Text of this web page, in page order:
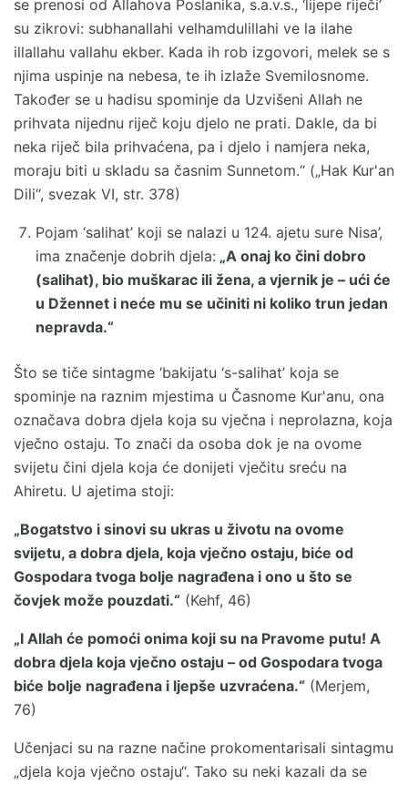
se prenosi od Allahova Poslanika, s.a.v.s., ‘lijepe riječi’
su zikrovi: subhanallahi velhamdulillahi ve la ilahe
illallahu vallahu ekber. Kada ih rob izgovori, melek se s
njima uspinje na nebesa, te ih izlaže Svemilosnome.
Također se u hadisu spominje da Uzvišeni Allah ne
prihvata nijednu riječ koju djelo ne prati. Dakle, da bi
neka riječ bila prihvaćena, pa i djelo i namjera neka,
moraju biti u skladu sa časnim Sunnetom.“ („Hak Kur'an
Dili“, svezak VI, str. 378)
Pojam ‘salihat’ koji se nalazi u 124. ajetu sure Nisa’,
ima značenje dobrih djela: „A onaj ko čini dobro
(salihat), bio muškarac ili žena, a vjernik je – ući će
u Džennet i neće mu se učiniti ni koliko trun jedan
nepravda.“
Što se tiče sintagme ‘bakijatu ‘s-salihat’ koja se
spominje na raznim mjestima u Časnome Kur'anu, ona
označava dobra djela koja su vječna i neprolazna, koja
vječno ostaju. To znači da osoba dok je na ovome
svijetu čini djela koja će donijeti vječitu sreću na
Ahiretu. U ajetima stoji:
„Bogatstvo i sinovi su ukras u životu na ovome
svijetu, a dobra djela, koja vječno ostaju, biće od
Gospodara tvoga bolje nagrađena i ono u što se
čovjek može pouzdati.“ (Kehf, 46)
„I Allah će pomoći onima koji su na Pravome putu! A
dobra djela koja vječno ostaju – od Gospodara tvoga
biće bolje nagrađena i ljepše uzvraćena.“ (Merjem,
76)
Učenjaci su na razne načine prokomentarisali sintagmu
„djela koja vječno ostaju“. Tako su neki kazali da se